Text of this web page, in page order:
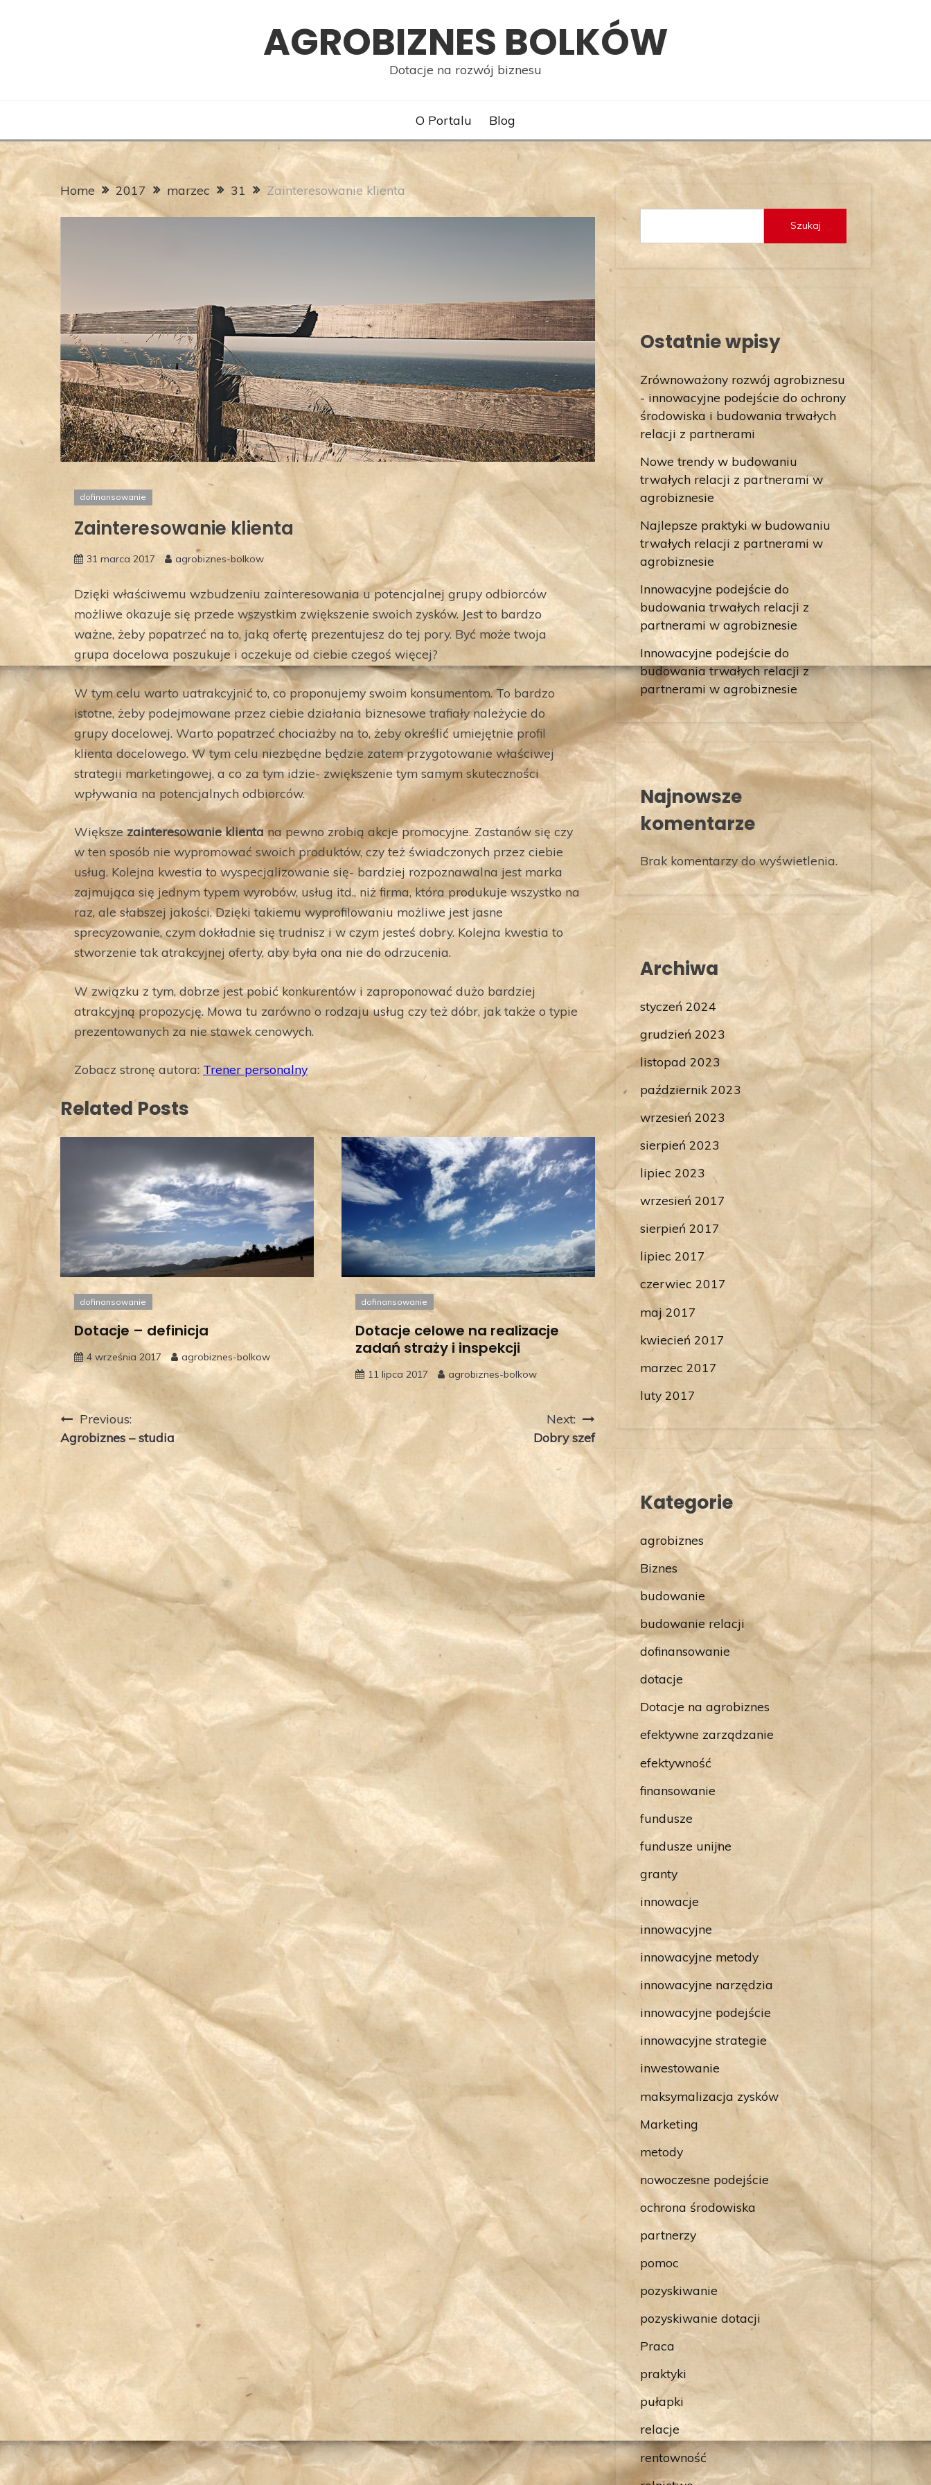
AGROBIZNES BOLKÓW
Dotacje na rozwój biznesu
O Portalu Blog
Home 2017 marzec 31 Zainteresowanie klienta
dofinansowanie
Zainteresowanie klienta
31 marca 2017 agrobiznes-bolkow
Dzięki właściwemu wzbudzeniu zainteresowania u potencjalnej grupy odbiorców
możliwe okazuje się przede wszystkim zwiększenie swoich zysków. Jest to bardzo
ważne, żeby popatrzeć na to, jaką ofertę prezentujesz do tej pory. Być może twoja
grupa docelowa poszukuje i oczekuje od ciebie czegoś więcej?
W tym celu warto uatrakcyjnić to, co proponujemy swoim konsumentom. To bardzo
istotne, żeby podejmowane przez ciebie działania biznesowe trafiały należycie do
grupy docelowej. Warto popatrzeć chociażby na to, żeby określić umiejętnie profil
klienta docelowego. W tym celu niezbędne będzie zatem przygotowanie właściwej
strategii marketingowej, a co za tym idzie- zwiększenie tym samym skuteczności
wpływania na potencjalnych odbiorców.
Większezainteresowanie klientana pewno zrobią akcje promocyjne. Zastanów się czy
w ten sposób nie wypromować swoich produktów, czy też świadczonych przez ciebie
usług. Kolejna kwestia to wyspecjalizowanie się- bardziej rozpoznawalna jest marka
zajmująca się jednym typem wyrobów, usług itd., niż firma, która produkuje wszystko na
raz, ale słabszej jakości. Dzięki takiemu wyprofilowaniu możliwe jest jasne
sprecyzowanie, czym dokładnie się trudnisz i w czym jesteś dobry. Kolejna kwestia to
stworzenie tak atrakcyjnej oferty, aby była ona nie do odrzucenia.
W związku z tym, dobrze jest pobić konkurentów i zaproponować dużo bardziej
atrakcyjną propozycję. Mowa tu zarówno o rodzaju usług czy też dóbr, jak także o typie
prezentowanych za nie stawek cenowych.
Zobacz stronę autora: Trener personalny
Related Posts
dofinansowanie
Dotacje – definicja
4 września 2017 agrobiznes-bolkow
dofinansowanie
Dotacje celowe na realizacje
zadań straży i inspekcji
11 lipca 2017 agrobiznes-bolkow
Nawigacja
wpisu
Previous:
Agrobiznes – studia
Next:
Dobry szef
Szukaj
Ostatnie wpisy
Zrównoważony rozwój agrobiznesu
- innowacyjne podejście do ochrony
środowiska i budowania trwałych
relacji z partnerami
Nowe trendy w budowaniu
trwałych relacji z partnerami w
agrobiznesie
Najlepsze praktyki w budowaniu
trwałych relacji z partnerami w
agrobiznesie
Innowacyjne podejście do
budowania trwałych relacji z
partnerami w agrobiznesie
Innowacyjne podejście do
budowania trwałych relacji z
partnerami w agrobiznesie
Najnowsze
komentarze
Brak komentarzy do wyświetlenia.
Archiwa
styczeń 2024
grudzień 2023
listopad 2023
październik 2023
wrzesień 2023
sierpień 2023
lipiec 2023
wrzesień 2017
sierpień 2017
lipiec 2017
czerwiec 2017
maj 2017
kwiecień 2017
marzec 2017
luty 2017
Kategorie
agrobiznes
Biznes
budowanie
budowanie relacji
dofinansowanie
dotacje
Dotacje na agrobiznes
efektywne zarządzanie
efektywność
finansowanie
fundusze
fundusze unijne
granty
innowacje
innowacyjne
innowacyjne metody
innowacyjne narzędzia
innowacyjne podejście
innowacyjne strategie
inwestowanie
maksymalizacja zysków
Marketing
metody
nowoczesne podejście
ochrona środowiska
partnerzy
pomoc
pozyskiwanie
pozyskiwanie dotacji
Praca
praktyki
pułapki
relacje
rentowność